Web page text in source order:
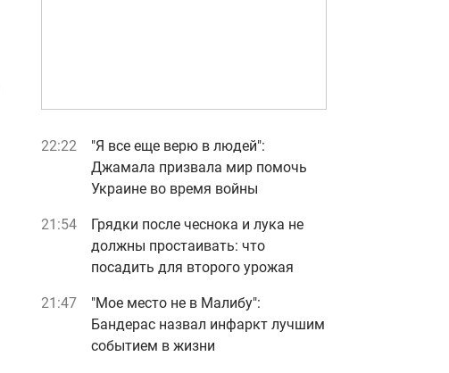
22:22
"Я все еще верю в людей":
Джамала призвала мир помочь
Украине во время войны
21:54
Грядки после чеснока и лука не
должны простаивать: что
посадить для второго урожая
21:47
"Мое место не в Малибу":
Бандерас назвал инфаркт лучшим
событием в жизни